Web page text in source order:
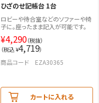
ひざのせ記帳台 1台
ロビーや待合室などのソファーや椅
子に。座ったまま記入が可能です。
¥4,290（税抜）
（税込 ¥4,719）
商品コード EZA30365
カートに入れる